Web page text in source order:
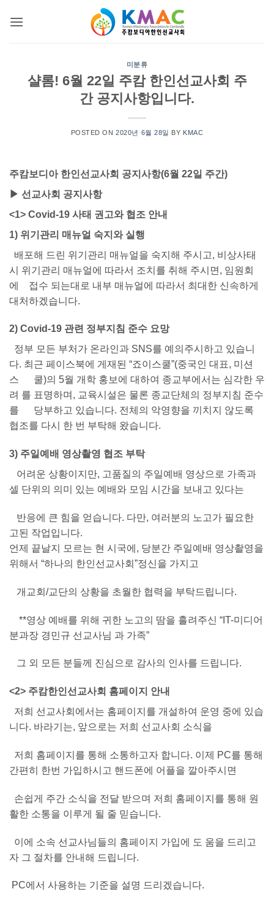
미분류
샬롬! 6월 22일 주캄 한인선교사회 주
간 공지사항입니다.
POSTED ON2020년 6월 28일 BY KMAC
주캄보디아 한인선교사회 공지사항(6월 22일 주간)
▶ 선교사회 공지사항
<1> Covid-19 사태 권고와 협조 안내
1) 위기관리 매뉴얼 숙지와 실행
배포해 드린 위기관리 매뉴얼을 숙지해 주시고, 비상사태
시 위기관리 매뉴얼에 따라서 조치를 취해 주시면, 임원회
에 접수 되는대로 내부 매뉴얼에 따라서 최대한 신속하게
대처하겠습니다.
2) Covid-19 관련 정부지침 준수 요망
정부 모든 부처가 온라인과 SNS를 예의주시하고 있습니
다. 최근 페이스북에 게재된 “죠이스쿨”(중국인 대표, 미션
스 쿨)의 5월 개학 홍보에 대하여 종교부에서는 심각한 우
려 를 표명하며, 교육시설은 물론 종교단체의 정부지침 준수
를 당부하고 있습니다. 전체의 악영향을 끼치지 않도록
협조를 다시 한 번 부탁해 왔습니다.
3) 주일예배 영상촬영 협조 부탁
어려운 상황이지만, 고품질의 주일예배 영상으로 가족과
셀 단위의 의미 있는 예배와 모임 시간을 보내고 있다는
반응에 큰 힘을 얻습니다. 다만, 여러분의 노고가 필요한
고된 작업입니다.
언제 끝날지 모르는 현 시국에, 당분간 주일예배 영상촬영을
위해서 “하나의 한인선교사회”정신을 가지고
개교회/교단의 상황을 초월한 협력을 부탁드립니다.
**영상 예배를 위해 귀한 노고의 땀을 흘려주신 “IT-미디어
분과장 경민규 선교사님 과 가족”
그 외 모든 분들께 진심으로 감사의 인사를 드립니다.
<2> 주캄한인선교사회 홈페이지 안내
저희 선교사회에서는 홈페이지를 개설하여 운영 중에 있습
니다. 바라기는, 앞으로는 저희 선교사회 소식을
저희 홈페이지를 통해 소통하고자 합니다. 이제 PC를 통해
간편히 한번 가입하시고 핸드폰에 어플을 깔아주시면
손쉽게 주간 소식을 전달 받으며 저희 홈페이지를 통해 원
활한 소통을 이루게 될 줄 믿습니다.
이에 소속 선교사님들의 홈페이지 가입에 도 움을 드리고
자 그 절차를 안내해 드립니다.
PC에서 사용하는 기준을 설명 드리겠습니다.